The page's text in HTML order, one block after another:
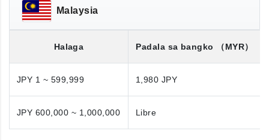
Malaysia
Halaga Padala sa bangko （MYR）
JPY 1 ~ 599,999 1,980 JPY
JPY 600,000 ~ 1,000,000 Libre